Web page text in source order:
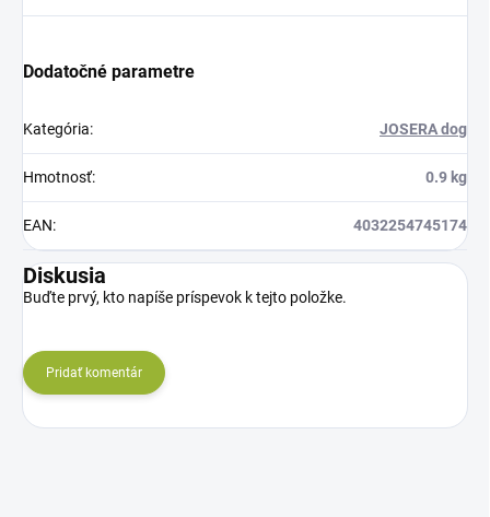
Dodatočné parametre
Kategória: JOSERA dog
Hmotnosť: 0.9 kg
EAN: 4032254745174
Diskusia
Buďte prvý, kto napíše príspevok k tejto položke.
Pridať komentár